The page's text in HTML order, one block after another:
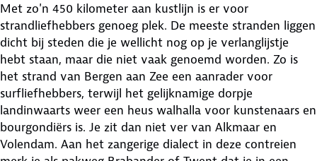
Met zo'n 450 kilometer aan kustlijn is er voor
strandliefhebbers genoeg plek. De meeste stranden liggen
dicht bij steden die je wellicht nog op je verlanglijstje
hebt staan, maar die niet vaak genoemd worden. Zo is
het strand van Bergen aan Zee een aanrader voor
surfliefhebbers, terwijl het gelijknamige dorpje
landinwaarts weer een heus walhalla voor kunstenaars en
bourgondiërs is. Je zit dan niet ver van Alkmaar en
Volendam. Aan het zangerige dialect in deze contreien